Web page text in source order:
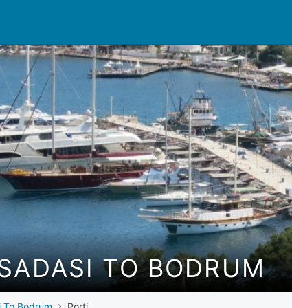
TO BODRUM